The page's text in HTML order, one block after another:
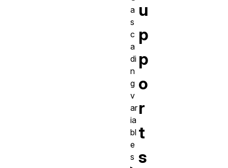
u
p
p
o
r
t
s
a
s
c
a
di
n
g
v
ar
ia
bl
e
s